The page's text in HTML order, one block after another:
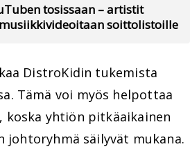
tosissaan – artistit
soittolistoille
DistroKidin tukemista
Tämä voi myös helpottaa
koska yhtiön pitkäaikainen
johtoryhmä säilyvät mukana.